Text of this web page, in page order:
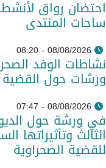
احتضان رواق
ساحات المنتدى
08/08/2026 - 08:20
نشاطات الوفد
ورشات حول القضية
08/08/2026 - 07:47
في ورشة حول
الثالث وتأثيراتها
للقضية الصحراوية